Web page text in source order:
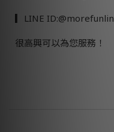
▎LINE ID:@morefunlin
很高興可以為您服務！